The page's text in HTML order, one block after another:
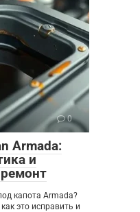
0
Armada:
и
капота Armada?
это исправить и